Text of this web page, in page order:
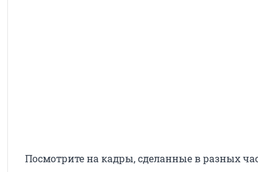
Посмотрите на кадры, сделанные в разных